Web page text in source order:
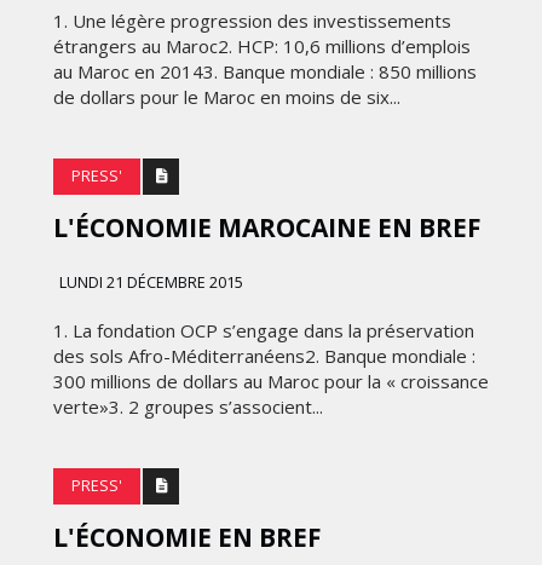
1. Une légère progression des investissements
étrangers au Maroc2. HCP: 10,6 millions d’emplois
au Maroc en 20143. Banque mondiale : 850 millions
de dollars pour le Maroc en moins de six...
PRESS'
L'ÉCONOMIE MAROCAINE EN BREF
LUNDI 21 DÉCEMBRE 2015
1. La fondation OCP s’engage dans la préservation
des sols Afro-Méditerranéens2. Banque mondiale :
300 millions de dollars au Maroc pour la « croissance
verte»3. 2 groupes s’associent...
PRESS'
L'ÉCONOMIE EN BREF
GITEX AFRICA : LES NOUVELLES
FRONTIÈRES DE
L’INNOVATION AFRICAINE
MARKETING
SUR UNE CAMPAGNE
NATIONALE POUR
RÉINVENTER L’EXPÉRIENCE DU
MARIAGE